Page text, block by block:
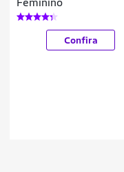
Feminino
Confira